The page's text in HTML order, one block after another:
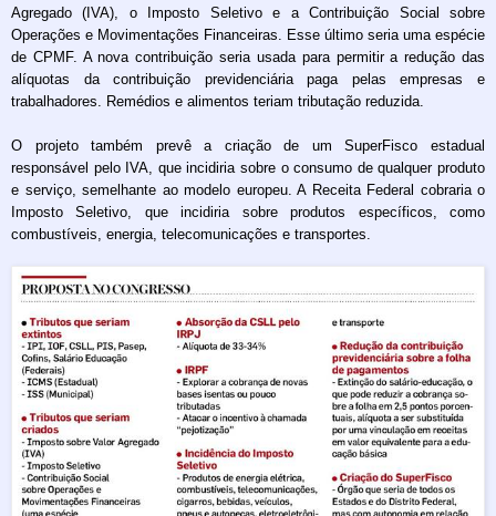
Agregado (IVA), o Imposto Seletivo e a Contribuição Social sobre
Operações e Movimentações Financeiras. Esse último seria uma espécie
de CPMF. A nova contribuição seria usada para permitir a redução das
alíquotas da contribuição previdenciária paga pelas empresas e
trabalhadores. Remédios e alimentos teriam tributação reduzida.
O projeto também prevê a criação de um SuperFisco estadual
responsável pelo IVA, que incidiria sobre o consumo de qualquer produto
e serviço, semelhante ao modelo europeu. A Receita Federal cobraria o
Imposto Seletivo, que incidiria sobre produtos específicos, como
combustíveis, energia, telecomunicações e transportes.